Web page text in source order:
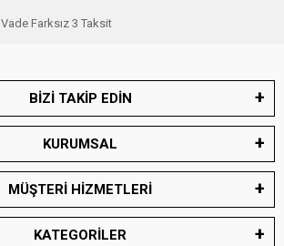
Vade Farksız 3 Taksit
BİZİ TAKİP EDİN
KURUMSAL
MÜŞTERİ HİZMETLERİ
KATEGORİLER